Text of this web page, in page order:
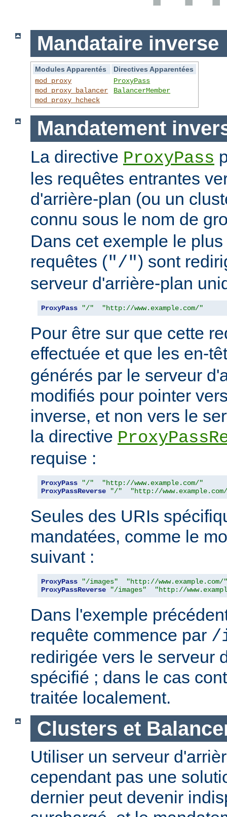
Mandataire inverse
Modules Apparentés
Directives Apparentées
mod_proxy
mod_proxy_balancer
mod_proxy_hcheck
ProxyPass
BalancerMember
Mandatement
La directive ProxyPass
les requêtes entrantes
d'arrière-plan (ou un
connu sous le nom de
Dans cet exemple le
requêtes ("/") sont
serveur d'arrière-plan
ProxyPass "/" "http://www.example.com/"
Pour être sur que cette
effectuée et que les en-
générés par le serveur
modifiés pour pointer
inverse, et non vers le
la directive
requise :
ProxyPass "/"
"http://www.example.com/"
ProxyPassReverse
"/" "http://
Seules des URIs
mandatées, comme le
suivant :
ProxyPass "/images"
"http://www.example.com/"
ProxyPassReverse
"/images" "http://
Dans l'exemple
requête commence par /
redirigée vers le serveur
spécifié ; dans le cas
traitée localement.
Clusters et
Utiliser un serveur
cependant pas une
dernier peut devenir